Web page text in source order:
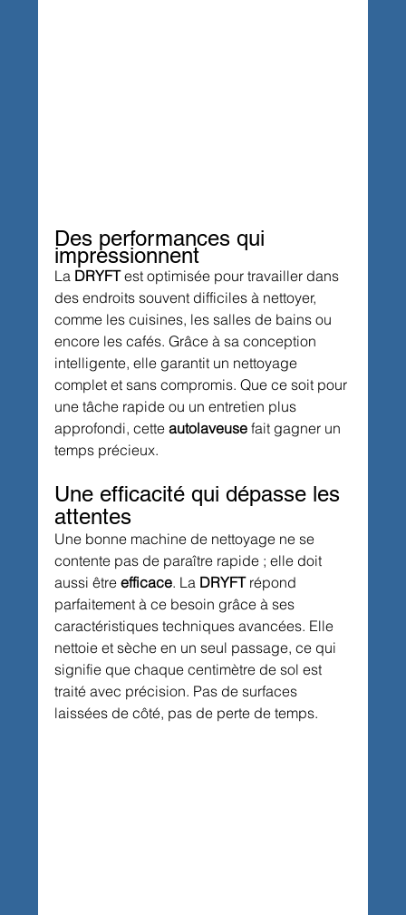
Des performances qui
impressionnent
La DRYFT est optimisée pour travailler dans
des endroits souvent difficiles à nettoyer,
comme les cuisines, les salles de bains ou
encore les cafés. Grâce à sa conception
intelligente, elle garantit un nettoyage
complet et sans compromis. Que ce soit pour
une tâche rapide ou un entretien plus
approfondi, cette autolaveuse fait gagner un
temps précieux.
Une efficacité qui dépasse les
attentes
Une bonne machine de nettoyage ne se
contente pas de paraître rapide ; elle doit
aussi être efficace. La DRYFT répond
parfaitement à ce besoin grâce à ses
caractéristiques techniques avancées. Elle
nettoie et sèche en un seul passage, ce qui
signifie que chaque centimètre de sol est
traité avec précision. Pas de surfaces
laissées de côté, pas de perte de temps.